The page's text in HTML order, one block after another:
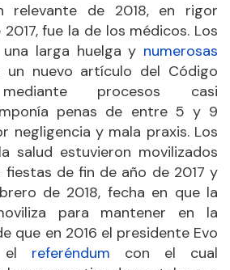
relevante de 2018, en rigor
fue la de los médicos. Los
larga huelga y numerosas
un nuevo artículo del Código
procesos casi
penas de entre 5 y 9
negligencia y mala praxis. Los
salud estuvieron movilizados
de fin de año de 2017 y
de 2018, fecha en que la
para mantener en la
que en 2016 el presidente Evo
el referéndum con el cual